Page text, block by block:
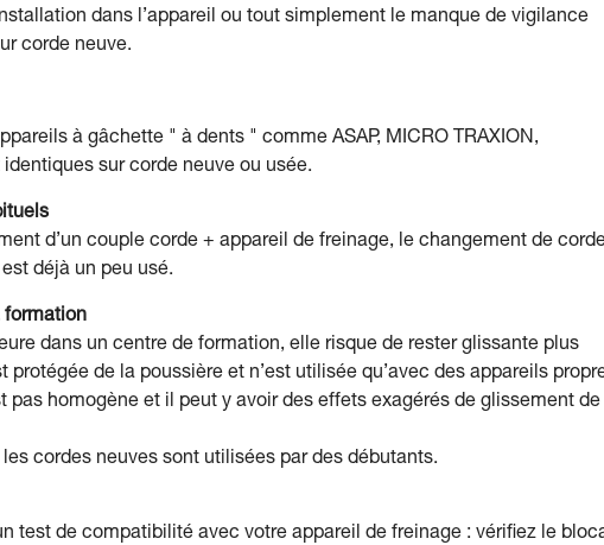
dans l’appareil ou tout simplement le manque de vigilance
corde neuve.
à gâchette " à dents " comme ASAP, MICRO TRAXION,
identiques sur corde neuve ou usée.
d’un couple corde + appareil de freinage, le changement de
déjà un peu usé.
formation
dans un centre de formation, elle risque de rester glissante plus
de la poussière et n’est utilisée qu’avec des appareils
pas homogène et il peut y avoir des effets exagérés de glissement de
cordes neuves sont utilisées par des débutants.
test de compatibilité avec votre appareil de freinage : vérifiez le